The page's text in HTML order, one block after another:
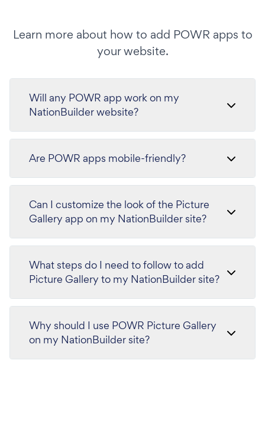
Learn more about how to add POWR apps to
your website.
Will any POWR app work on my
NationBuilder website?
Are POWR apps mobile-friendly?
Can I customize the look of the Picture
Gallery app on my NationBuilder site?
What steps do I need to follow to add
Picture Gallery to my NationBuilder site?
Why should I use POWR Picture Gallery
on my NationBuilder site?